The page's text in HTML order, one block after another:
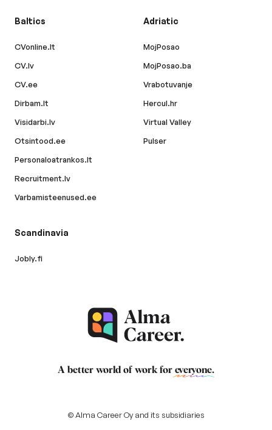
Baltics
CVonline.lt
CV.lv
CV.ee
Dirbam.lt
Visidarbi.lv
Otsintood.ee
Personaloatrankos.lt
Recruitment.lv
Varbamisteenused.ee
Adriatic
MojPosao
MojPosao.ba
Vrabotuvanje
Hercul.hr
Virtual Valley
Pulser
Scandinavia
Jobly.fi
A better world of work for everyone.
© Alma Career Oy and its subsidiaries